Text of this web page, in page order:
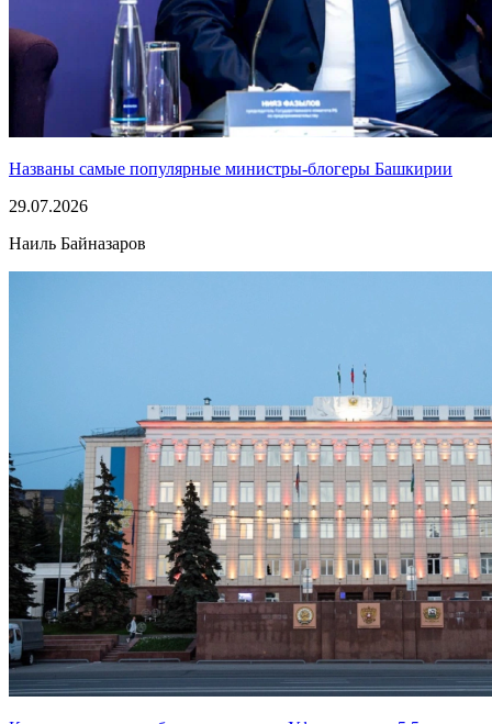
Названы самые популярные министры-блогеры Башкирии
29.07.2026
Наиль Байназаров